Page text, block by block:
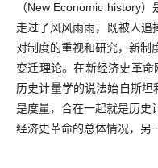
（New Economic history
走过了风风雨雨，既被人追
对制度的重视和研究，新制
变迁理论。在新经济史革
历史计量学的说法始自斯
是度量，合在一起就是历史
经济史革命的总体情况，另